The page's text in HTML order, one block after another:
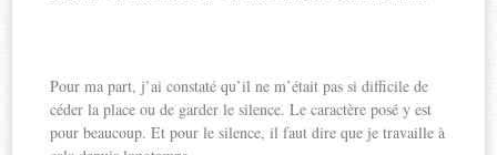
Pour ma part, j’ai constaté qu’il ne m’était pas si difficile de
céder la place ou de garder le silence. Le caractère posé y est
pour beaucoup. Et pour le silence, il faut dire que je travaille à